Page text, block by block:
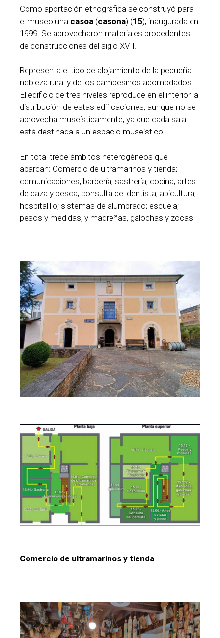
Como aportación etnográfica se construyó para
el museo una casoa (casona) (15), inaugurada en
1999. Se aprovecharon materiales procedentes
de construcciones del siglo XVII.
Representa el tipo de alojamiento de la pequeña
nobleza rural y de los campesinos acomodados.
El edificio de tres niveles reproduce en el interior la
distribución de estas edificaciones, aunque no se
aprovecha museísticamente, ya que cada sala
está destinada a un espacio museístico.
En total trece ámbitos heterogéneos que
abarcan: Comercio de ultramarinos y tienda;
comunicaciones; barbería; sastrería; cocina; artes
de caza y pesca; consulta del dentista; apicultura;
hospitalillo; sistemas de alumbrado; escuela;
pesos y medidas, y madreñas, galochas y zocas
Comercio de ultramarinos y tienda